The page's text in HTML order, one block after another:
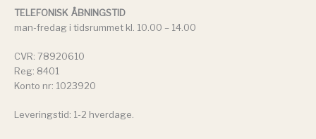
TELEFONISK ÅBNINGSTID
man-fredag i tidsrummet kl. 10.00 – 14.00
CVR: 78920610
Reg: 8401
Konto nr: 1023920
Leveringstid: 1-2 hverdage.